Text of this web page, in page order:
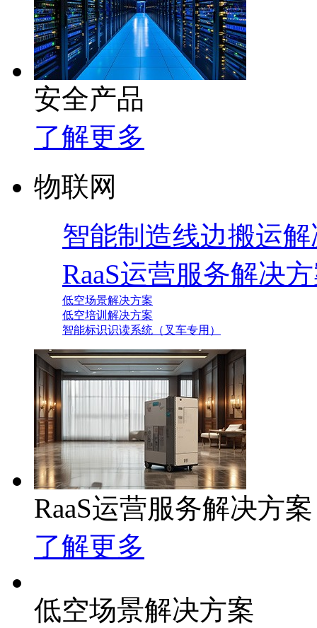
安全产品
了解更多
物联网
智能制造线边搬运
RaaS运营服务解决
低空场景解决方案
低空培训解决方案
智能标识识读系统（叉车专用）
RaaS运营服务解决方案
了解更多
低空场景解决方案